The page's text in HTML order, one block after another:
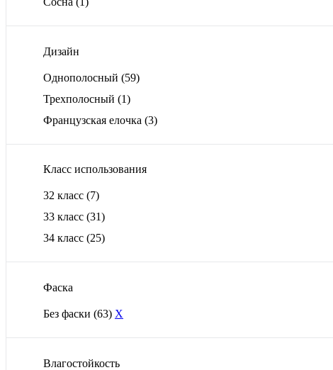
Дизайн
Однополосный (59)
Трехполосный (1)
Французская елочка (3)
Класс использования
32 класс (7)
33 класс (31)
34 класс (25)
Фаска
Без фаски (63) X
Влагостойкость